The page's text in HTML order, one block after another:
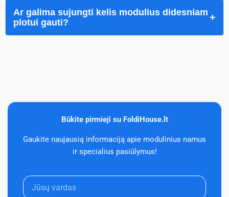
Ar galima sujungti kelis modulius didesniam
plotui gauti?
Būkite pirmieji su FoldiHouse.lt
Gaukite naujausią informaciją apie modulinius namus
ir specialius pasiūlymus!